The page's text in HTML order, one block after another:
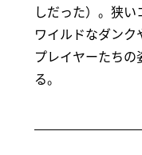
しだった）。狭い
ワイルドなダン
プレイヤーたち
る。